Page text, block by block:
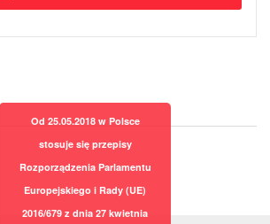
Od 25.05.2018 w Polsce
stosuje się przepisy
Rozporządzenia Parlamentu
Europejskiego i Rady (UE)
2016/679 z dnia 27 kwietnia